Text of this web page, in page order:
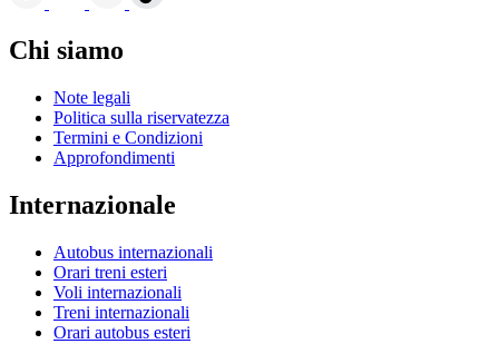
Chi siamo
Note legali
Politica sulla riservatezza
Termini e Condizioni
Approfondimenti
Internazionale
Autobus internazionali
Orari treni esteri
Voli internazionali
Treni internazionali
Orari autobus esteri